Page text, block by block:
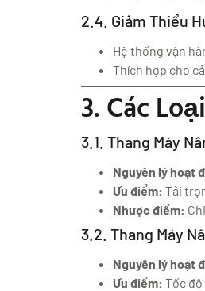
2.4. Giảm Thiểu
Hệ thống vận
Thích hợp cho
3. Các
3.1. Thang Máy
Nguyên lý hoạt
Ưu điểm: Tải
Nhược điểm:
3.2. Thang Máy
Nguyên lý hoạt
Ưu điểm: Tốc